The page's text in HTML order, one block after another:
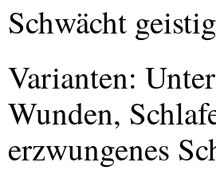
Schwächt
Varianten:
Wunden,
erzwungenes